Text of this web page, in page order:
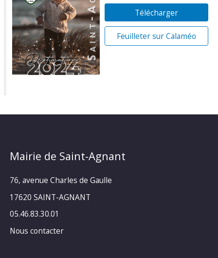
Télécharger
Feuilleter sur Calaméo
Mairie de Saint-Agnant
76, avenue Charles de Gaulle
17620 SAINT-AGNANT
05.46.83.30.01
Nous contacter